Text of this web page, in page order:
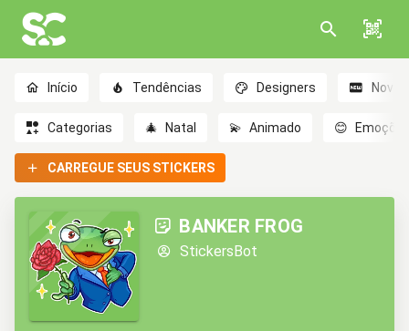
Início Tendências Designers Novo
Categorias 🎄 Natal 💫 Animado 😊
CARREGUE SEUS STICKERS
BANKER FROG
StickersBot